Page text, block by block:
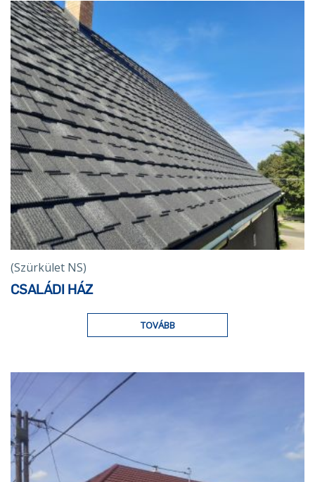
(Szürkület NS)
CSALÁDI HÁZ
TOVÁBB